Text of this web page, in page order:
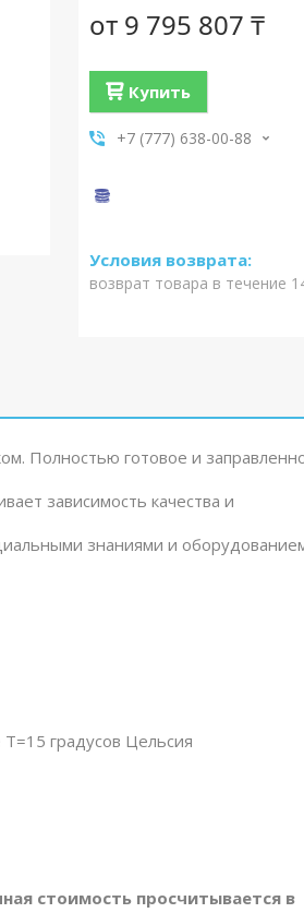
от 9 795 807 ₸
Купить
+7 (777) 638-00-88
возврат товара в течение
Полностью готовое и
зависимость качества и
знаниями и
градусов Цельсия
стоимость просчитывается в